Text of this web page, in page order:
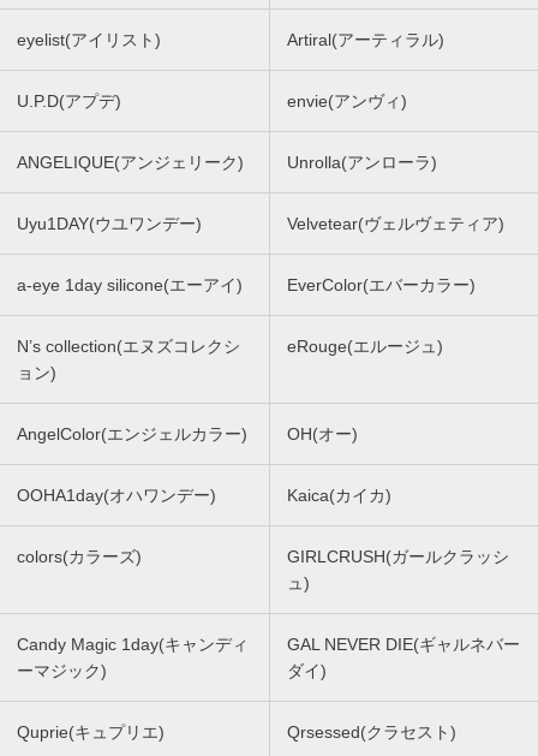
eyelist(アイリスト) Artiral(アーティラル)
U.P.D(アプデ) envie(アンヴィ)
ANGELIQUE(アンジェリーク) Unrolla(アンローラ)
Uyu1DAY(ウユワンデー) Velvetear(ヴェルヴェティア)
a-eye 1day silicone(エーアイ) EverColor(エバーカラー)
N’s collection(エヌズコレクシ
ョン)
eRouge(エルージュ)
AngelColor(エンジェルカラー) OH(オー)
OOHA1day(オハワンデー) Kaica(カイカ)
colors(カラーズ)
GIRLCRUSH(ガールクラッシ
ュ)
Candy Magic 1day(キャンディ
ーマジック)
GAL NEVER DIE(ギャルネバー
ダイ)
Quprie(キュプリエ) Qrsessed(クラセスト)